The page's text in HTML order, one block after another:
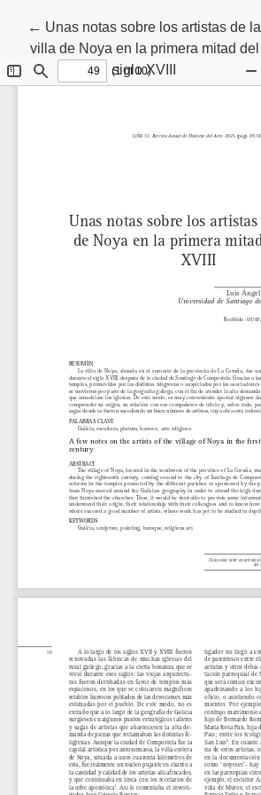
← Volver a los detalles del artículo
Unas notas sobre los artistas de la
villa de Noya en la primera mitad del
siglo XVIII